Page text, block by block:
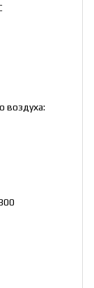
воздуха: